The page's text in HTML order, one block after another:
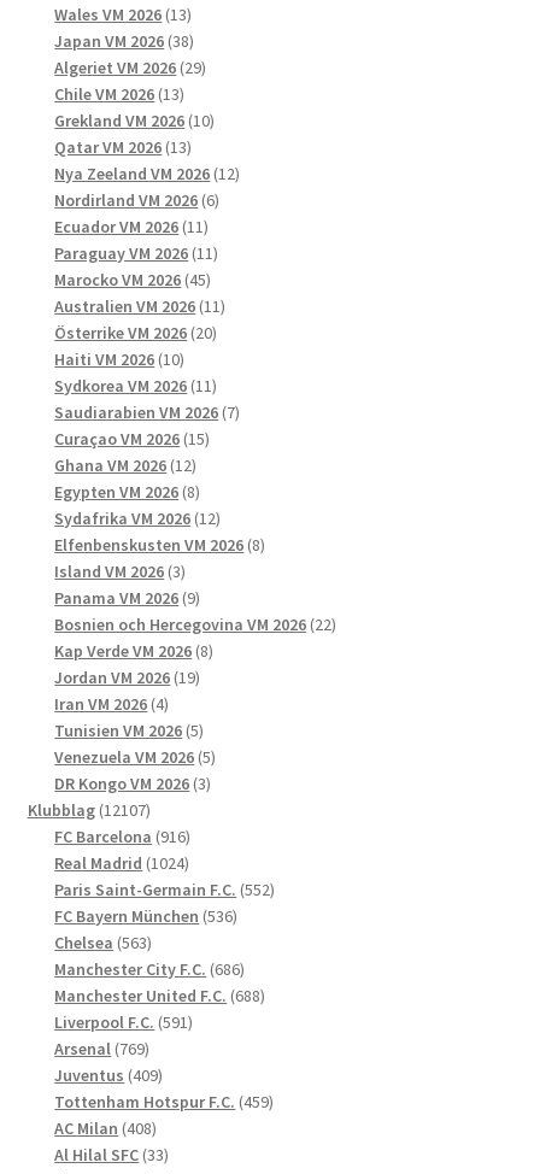
Wales VM 2026 1313
produkter
Japan VM 2026 3838
produkter
Algeriet VM 2026 2929
Chile VM 2026 1313
produkter
Grekland VM 2026 1010
Qatar VM 2026 1313
produkter
Nya Zeeland VM 2026 1212
Nordirland VM 2026 66
Ecuador VM 2026 1111
produkter
Paraguay VM 2026 1111
Marocko VM 2026 4545
produkter
Australien VM 2026 1111
Österrike VM 2026 2020
Haiti VM 2026 1010
produkter
Sydkorea VM 2026 1111
produkter
Saudiarabien VM 2026 77
Curaçao VM 2026 1515
Ghana VM 2026 1212
produkter
Egypten VM 2026 88
produkter
Sydafrika VM 2026 1212
produkter
Elfenbenskusten VM 2026 88
Island VM 2026 33
produkter
Panama VM 2026 99
produkter
Bosnien och Hercegovina VM 2026 2222
Kap Verde VM 2026 88
Jordan VM 2026 1919
Iran VM 2026 44
produkter
Tunisien VM 2026 55
produkter
Venezuela VM 2026 55
DR Kongo VM 2026 33
Klubblag 1210712107
produkter
FC Barcelona 916916
produkter
Real Madrid 10241024
produkter
Paris Saint-Germain F.C. 552552
FC Bayern München 536536
Chelsea 563563
produkter
Manchester City F.C. 686686
produkter
Manchester United F.C. 688688
Liverpool F.C. 591591
Arsenal 769769
produkter
Juventus 409409
produkter
Tottenham Hotspur F.C. 459459
AC Milan 408408
produkter
Al Hilal SFC 3333